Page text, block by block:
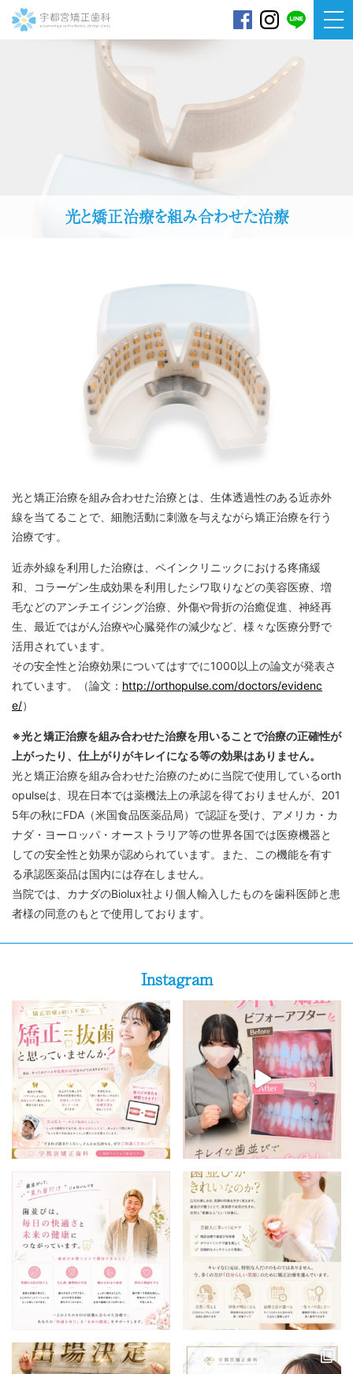
光と矯正治療を組み合わせた治療
光と矯正治療を組み合わせた治療とは、生体透過性のある近赤外
線を当てることで、細胞活動に刺激を与えながら矯正治療を行う
治療です。
近赤外線を利用した治療は、ペインクリニックにおける疼痛緩
和、コラーゲン生成効果を利用したシワ取りなどの美容医療、増
毛などのアンチエイジング治療、外傷や骨折の治癒促進、神経再
生、最近ではがん治療や心臓発作の減少など、様々な医療分野で
活用されています。
その安全性と治療効果についてはすでに1000以上の論文が発表さ
れています。（論文： http://orthopulse.com/doctors/evidenc
e/）
※光と矯正治療を組み合わせた治療を用いることで治療の正確性が
上がったり、仕上がりがキレイになる等の効果はありません。
光と矯正治療を組み合わせた治療のために当院で使用しているorth
opulseは、現在日本では薬機法上の承認を得ておりませんが、201
5年の秋にFDA（米国食品医薬品局）で認証を受け、アメリカ・カ
ナダ・ヨーロッパ・オーストラリア等の世界各国では医療機器と
しての安全性と効果が認められています。また、この機能を有す
る承認医薬品は国内には存在しません。
当院では、カナダのBiolux社より個人輸入したものを歯科医師と患
者様の同意のもとで使用しております。
Instagram